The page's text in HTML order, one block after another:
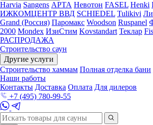
Harvia Sangens АРТА Невотон FASEL Henki
ИЖКОМЦЕНТР ВВД SCHIEDEL Tulikivi
Grand (Россия) Паромакс Woodson Ruspanel
2000 Mondex ИзиСтим Kovstandart Теклар
РАСПРОДАЖА
Строительство саун
Другие услуги
Строительство хаммам Полная отделка бани
Наши работы
Контакты Доставка Оплата Для дилеров
+7 (495) 780-99-55